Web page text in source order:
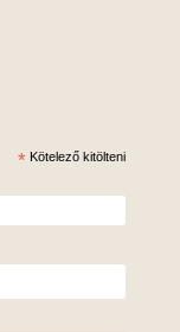
* Kötelező kitölteni